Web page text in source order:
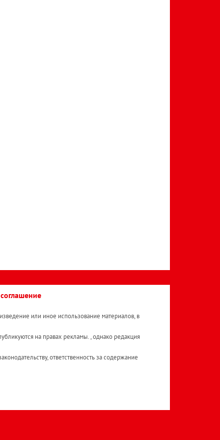
или иное использование материалов, в
на правах рекламы. , однако редакция
ответственность за содержание